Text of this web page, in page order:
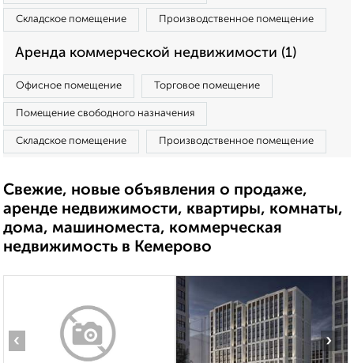
Складское помещение Производственное помещение
Аренда коммерческой недвижимости (1)
Офисное помещение Торговое помещение
Помещение свободного назначения
Складское помещение Производственное помещение
Свежие, новые объявления о продаже,
аренде недвижимости, квартиры, комнаты,
дома, машиноместа, коммерческая
недвижимость в Кемерово
‹ ›